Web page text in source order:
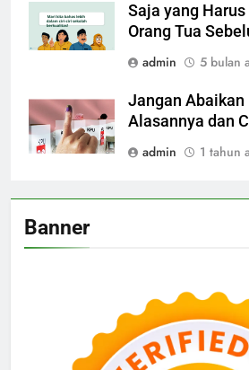
Saja yang
Orang Tua
admin
5 bulan
Jangan
Alasannya dan
admin
1 tahun
Banner